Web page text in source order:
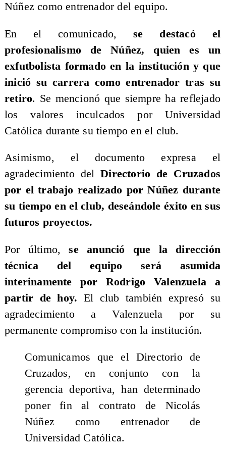
Núñez como entrenador del equipo.
En el comunicado,se destacó el
profesionalismo de Núñez, quien es un
exfutbolista formado en la institución y que
inició su carrera como entrenador tras su
retiro. Se mencionó que siempre ha reflejado
los valores inculcados por Universidad
Católica durante su tiempo en el club.
Asimismo, el documento expresa el
agradecimiento del Directorio de Cruzados
por el trabajo realizado por Núñez durante
su tiempo en el club, deseándole éxito en sus
futuros proyectos.
Por último,se anunció que la dirección
técnica del equipo será asumida
interinamente por Rodrigo Valenzuela a
partir de hoy. El club también expresó su
agradecimiento a Valenzuela por su
permanente compromiso con la institución.
Comunicamos que el Directorio de
Cruzados, en conjunto con la
gerencia deportiva, han determinado
poner fin al contrato de Nicolás
Núñez como entrenador de
Universidad Católica.